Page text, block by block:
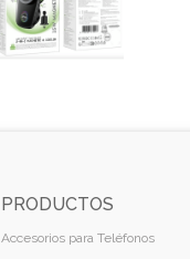
PRODUCTOS
Accesorios para Teléfonos